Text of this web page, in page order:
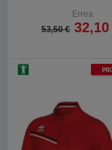
Errea
53,50 €